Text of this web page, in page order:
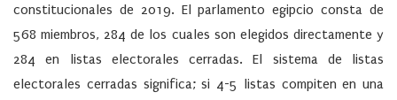
constitucionales de 2019. El parlamento egipcio consta de
568 miembros, 284 de los cuales son elegidos directamente y
284 en listas electorales cerradas. El sistema de listas
electorales cerradas significa; si 4-5 listas compiten en una